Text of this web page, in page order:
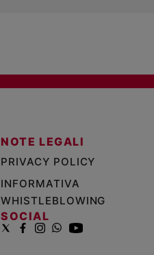
NOTE LEGALI
PRIVACY POLICY
INFORMATIVA
WHISTLEBLOWING
SOCIAL